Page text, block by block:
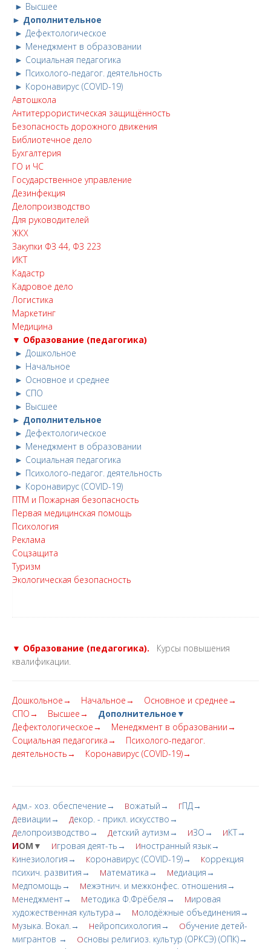
► Высшее
► Дополнительное
► Дефектологическое
► Менеджмент в образовании
► Социальная педагогика
► Психолого-педагог. деятельность
► Коронавирус (COVID-19)
Автошкола
Антитеррористическая защищённость
Безопасность дорожного движения
Библиотечное дело
Бухгалтерия
ГО и ЧС
Государственное управление
Дезинфекция
Делопроизводство
Для руководителей
ЖКХ
Закупки ФЗ 44, ФЗ 223
ИКТ
Кадастр
Кадровое дело
Логистика
Маркетинг
Медицина
▼ Образование (педагогика)
► Дошкольное
► Начальное
► Основное и среднее
► СПО
► Высшее
► Дополнительное
► Дефектологическое
► Менеджмент в образовании
► Социальная педагогика
► Психолого-педагог. деятельность
► Коронавирус (COVID-19)
ПТМ и Пожарная безопасность
Первая медицинская помощь
Психология
Реклама
Соцзащита
Туризм
Экологическая безопасность
▼ Образование (педагогика).
Курсы повышения
квалификации.
Дошкольное→ Начальное→
Основное и среднее→
СПО→
Высшее→
Дополнительное▼
Дефектологическое→
Менеджмент в образовании→
Социальная педагогика→
Психолого-педагог.
деятельность→
Коронавирус (COVID-19)→
Адм.- хоз. обеспечение→ Вожатый→ ГПД→
Девиации→ Декор. - прикл. искусство→
Делопроизводство→ Детский аутизм→ ИЗО→ ИКТ→
ИОМ▼ Игровая деят-ть→ Иностранный язык→
Кинезиология→ Коронавирус (COVID-19)→ Коррекция
психич. развития→
Математика→ Медиация→
Медпомощь→ Межэтнич. и межконфес. отношения→
Менеджмент→ Методика Ф.Фрёбеля→ Мировая
художественная культура→
Молодёжные объединения→
Музыка. Вокал.→ Нейропсихология→ Обучение детей-
мигрантов →
Основы религиоз. культур (ОРКСЭ) (ОПК)→